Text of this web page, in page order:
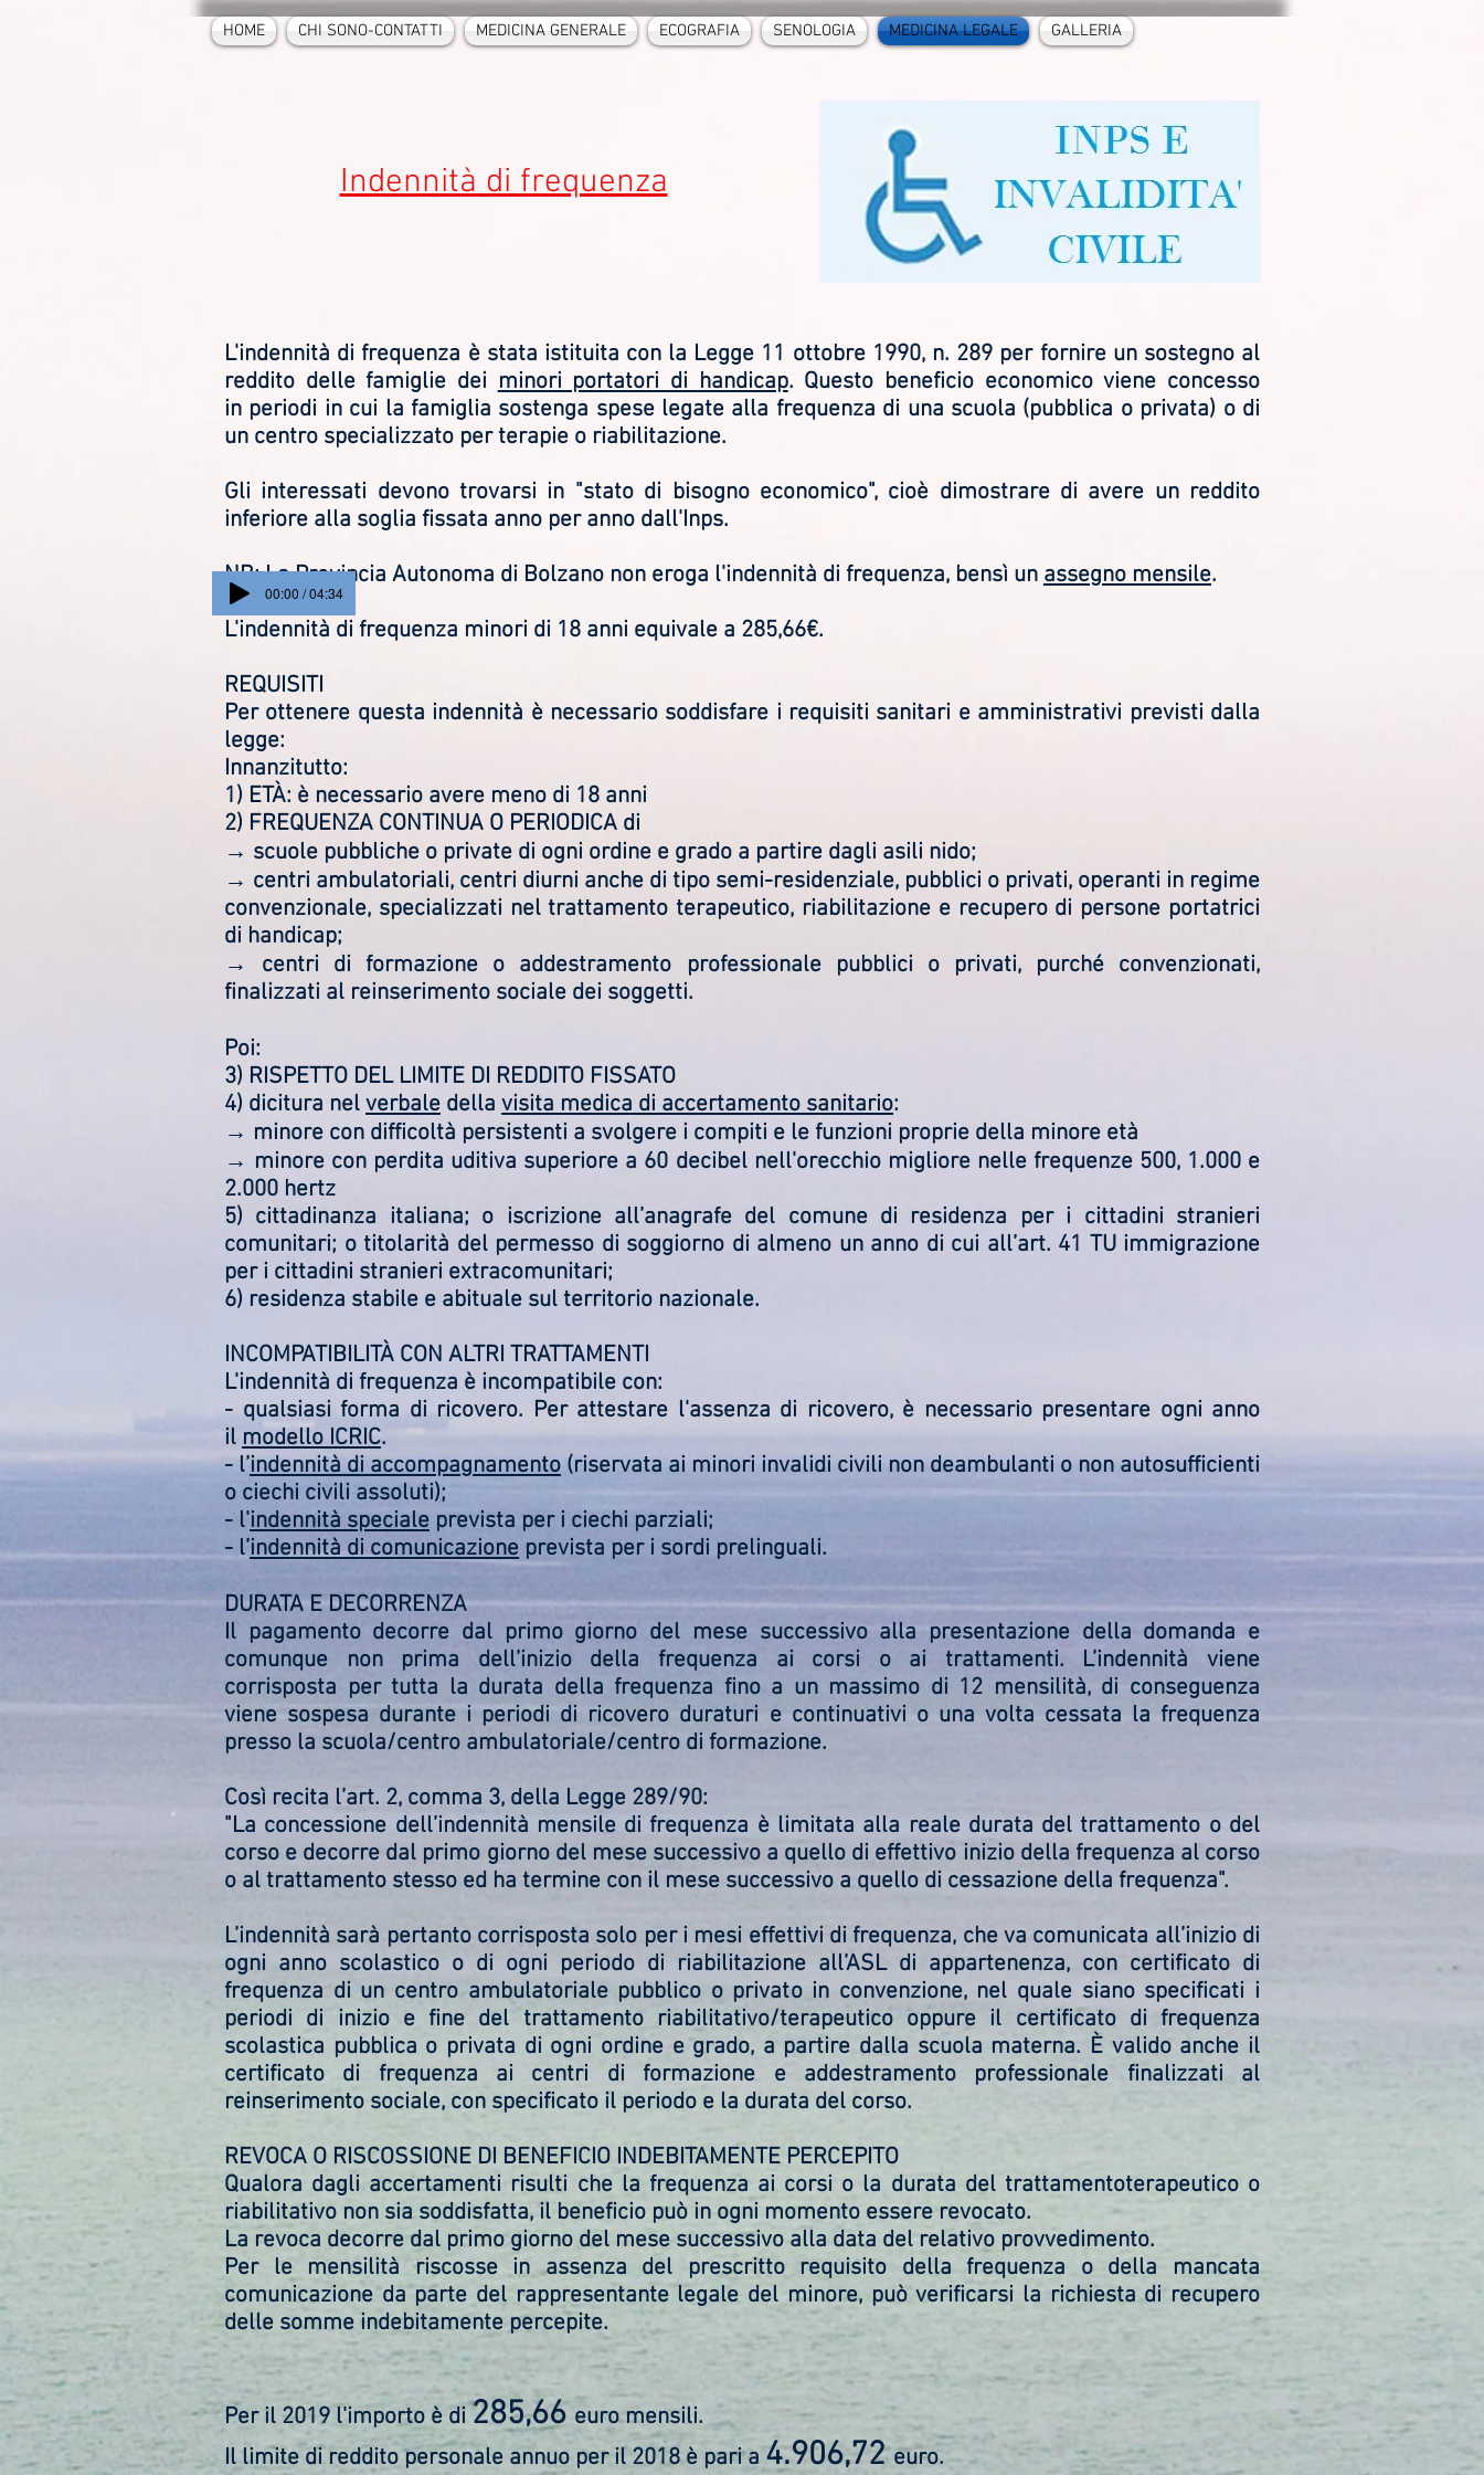
HOME CHI SONO-CONTATTI MEDICINA GENERALE ECOGRAFIA SENOLOGIA MEDICINA LEGALE GALLERIA
Indennità di frequenza
L'indennità di frequenza è stata istituita con la Legge 11 ottobre 1990, n. 289 per fornire un sostegno al
reddito delle famiglie dei minori portatori di handicap. Questo beneficio economico viene concesso
in periodi in cui la famiglia sostenga spese legate alla frequenza di una scuola (pubblica o privata) o di
un centro specializzato per terapie o riabilitazione.
Gli interessati devono trovarsi in "stato di bisogno economico", cioè dimostrare di avere un reddito
inferiore alla soglia fissata anno per anno dall'Inps.
NB: La Provincia Autonoma di Bolzano non eroga l'indennità di frequenza, bensì un assegno mensile.
L'indennità di frequenza minori di 18 anni equivale a 285,66€.
REQUISITI
Per ottenere questa indennità è necessario soddisfare i requisiti sanitari e amministrativi previsti dalla
legge:
Innanzitutto:
1) ETÀ: è necessario avere meno di 18 anni
2) FREQUENZA CONTINUA O PERIODICA di
→ scuole pubbliche o private di ogni ordine e grado a partire dagli asili nido;
→ centri ambulatoriali, centri diurni anche di tipo semi-residenziale, pubblici o privati, operanti in regime
convenzionale, specializzati nel trattamento terapeutico, riabilitazione e recupero di persone portatrici
di handicap;
→ centri di formazione o addestramento professionale pubblici o privati, purché convenzionati,
finalizzati al reinserimento sociale dei soggetti.
Poi:
3) RISPETTO DEL LIMITE DI REDDITO FISSATO
4) dicitura nel verbale della visita medica di accertamento sanitario:
→ minore con difficoltà persistenti a svolgere i compiti e le funzioni proprie della minore età
→ minore con perdita uditiva superiore a 60 decibel nell'orecchio migliore nelle frequenze 500, 1.000 e
2.000 hertz
5) cittadinanza italiana; o iscrizione all’anagrafe del comune di residenza per i cittadini stranieri
comunitari; o titolarità del permesso di soggiorno di almeno un anno di cui all’art. 41 TU immigrazione
per i cittadini stranieri extracomunitari;
6) residenza stabile e abituale sul territorio nazionale.
INCOMPATIBILITÀ CON ALTRI TRATTAMENTI
L'indennità di frequenza è incompatibile con:
- qualsiasi forma di ricovero. Per attestare l'assenza di ricovero, è necessario presentare ogni anno
il modello ICRIC.
- l’indennità di accompagnamento(riservata ai minori invalidi civili non deambulanti o non autosufficienti
o ciechi civili assoluti);
- l'indennità speciale prevista per i ciechi parziali;
- l’indennità di comunicazione prevista per i sordi prelinguali.
DURATA E DECORRENZA
Il pagamento decorre dal primo giorno del mese successivo alla presentazione della domanda e
comunque non prima dell’inizio della frequenza ai corsi o ai trattamenti. L’indennità viene
corrisposta per tutta la durata della frequenza fino a un massimo di 12 mensilità, di conseguenza
viene sospesa durante i periodi di ricovero duraturi e continuativi o una volta cessata la frequenza
presso la scuola/centro ambulatoriale/centro di formazione.
Così recita l’art. 2, comma 3, della Legge 289/90:
"La concessione dell’indennità mensile di frequenza è limitata alla reale durata del trattamento o del
corso e decorre dal primo giorno del mese successivo a quello di effettivo inizio della frequenza al corso
o al trattamento stesso ed ha termine con il mese successivo a quello di cessazione della frequenza".
L’indennità sarà pertanto corrisposta solo per i mesi effettivi di frequenza, che va comunicata all’inizio di
ogni anno scolastico o di ogni periodo di riabilitazione all’ASL di appartenenza, con certificato di
frequenza di un centro ambulatoriale pubblico o privato in convenzione, nel quale siano specificati i
periodi di inizio e fine del trattamento riabilitativo/terapeutico oppure il certificato di frequenza
scolastica pubblica o privata di ogni ordine e grado, a partire dalla scuola materna. È valido anche il
certificato di frequenza ai centri di formazione e addestramento professionale finalizzati al
reinserimento sociale, con specificato il periodo e la durata del corso.
REVOCA O RISCOSSIONE DI BENEFICIO INDEBITAMENTE PERCEPITO
Qualora dagli accertamenti risulti che la frequenza ai corsi o la durata del trattamentoterapeutico o
riabilitativo non sia soddisfatta, il beneficio può in ogni momento essere revocato.
La revoca decorre dal primo giorno del mese successivo alla data del relativo provvedimento.
Per le mensilità riscosse in assenza del prescritto requisito della frequenza o della mancata
comunicazione da parte del rappresentante legale del minore, può verificarsi la richiesta di recupero
delle somme indebitamente percepite.
Per il 2019 l'importo è di 285,66euro mensili.
Il limite di reddito personale annuo per il 2018 è pari a 4.906,72euro.
00:00 / 04:34